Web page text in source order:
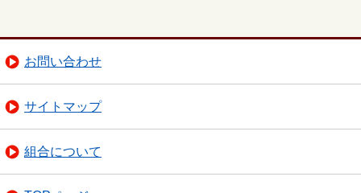
お問い合わせ
サイトマップ
組合について